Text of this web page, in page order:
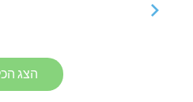
הצג